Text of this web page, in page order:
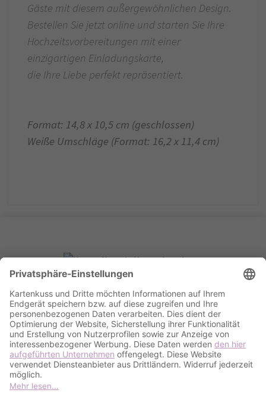
Gäste mit diesem außergewöhnlichen Design.
Bestellen Sie jetzt online und starten Sie Ihre
Hochzeitsvorbereitungen mit einer
einzigartigen Einladungskarte,
die Ihre Liebe perfekt repräsentiert.
Format: 14,8 x 10,5 cm (geschlossen)
Weiße Umschläge (Format: 16,2 x 11,4 cm)
VERBRAUCHERINFORMATIONEN
Versand & Zahlungsoptionen
Kostenlose Musterkarte
AGB & Widerrufsrecht